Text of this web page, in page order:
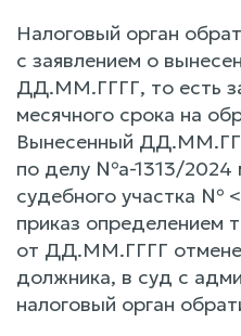
Налоговый орган
с заявлением о
ДД.ММ.ГГГГ, то есть
месячного срока на
Вынесенный
по делу №а-1313/2024
судебного участка №
приказ определением
от ДД.ММ.ГГГГ
должника, в суд с
налоговый орган